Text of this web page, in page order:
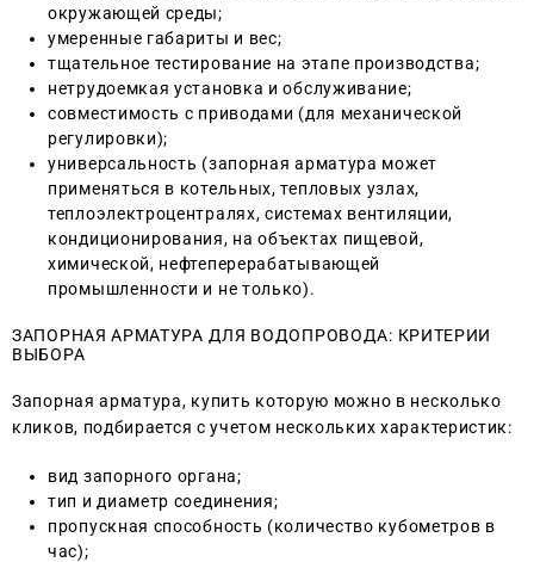
окружающей среды;
умеренные габариты и вес;
тщательное тестирование на этапе производства;
нетрудоемкая установка и обслуживание;
совместимость с приводами (для механической
регулировки);
универсальность (запорная арматура может
применяться в котельных, тепловых узлах,
теплоэлектроцентралях, системах вентиляции,
кондиционирования, на объектах пищевой,
химической, нефтеперерабатывающей
промышленности и не только).
ЗАПОРНАЯ АРМАТУРА ДЛЯ ВОДОПРОВОДА: КРИТЕРИИ
ВЫБОРА
Запорная арматура, купить которую можно в несколько
кликов, подбирается с учетом нескольких характеристик:
вид запорного органа;
тип и диаметр соединения;
пропускная способность (количество кубометров в
час);